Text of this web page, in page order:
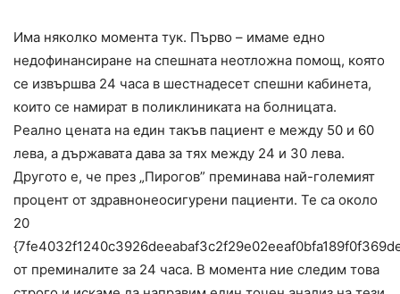
Има няколко момента тук. Първо – имаме едно
недофинансиране на спешната неотложна помощ, която
се извършва 24 часа в шестнадесет спешни кабинета,
които се намират в поликлиниката на болницата.
Реално цената на един такъв пациент е между 50 и 60
лева, а държавата дава за тях между 24 и 30 лева.
Другото е, че през „Пирогов” преминава най-големият
процент от здравнонеосигурени пациенти. Те са около
20
от преминалите за 24 часа. В момента ние следим това